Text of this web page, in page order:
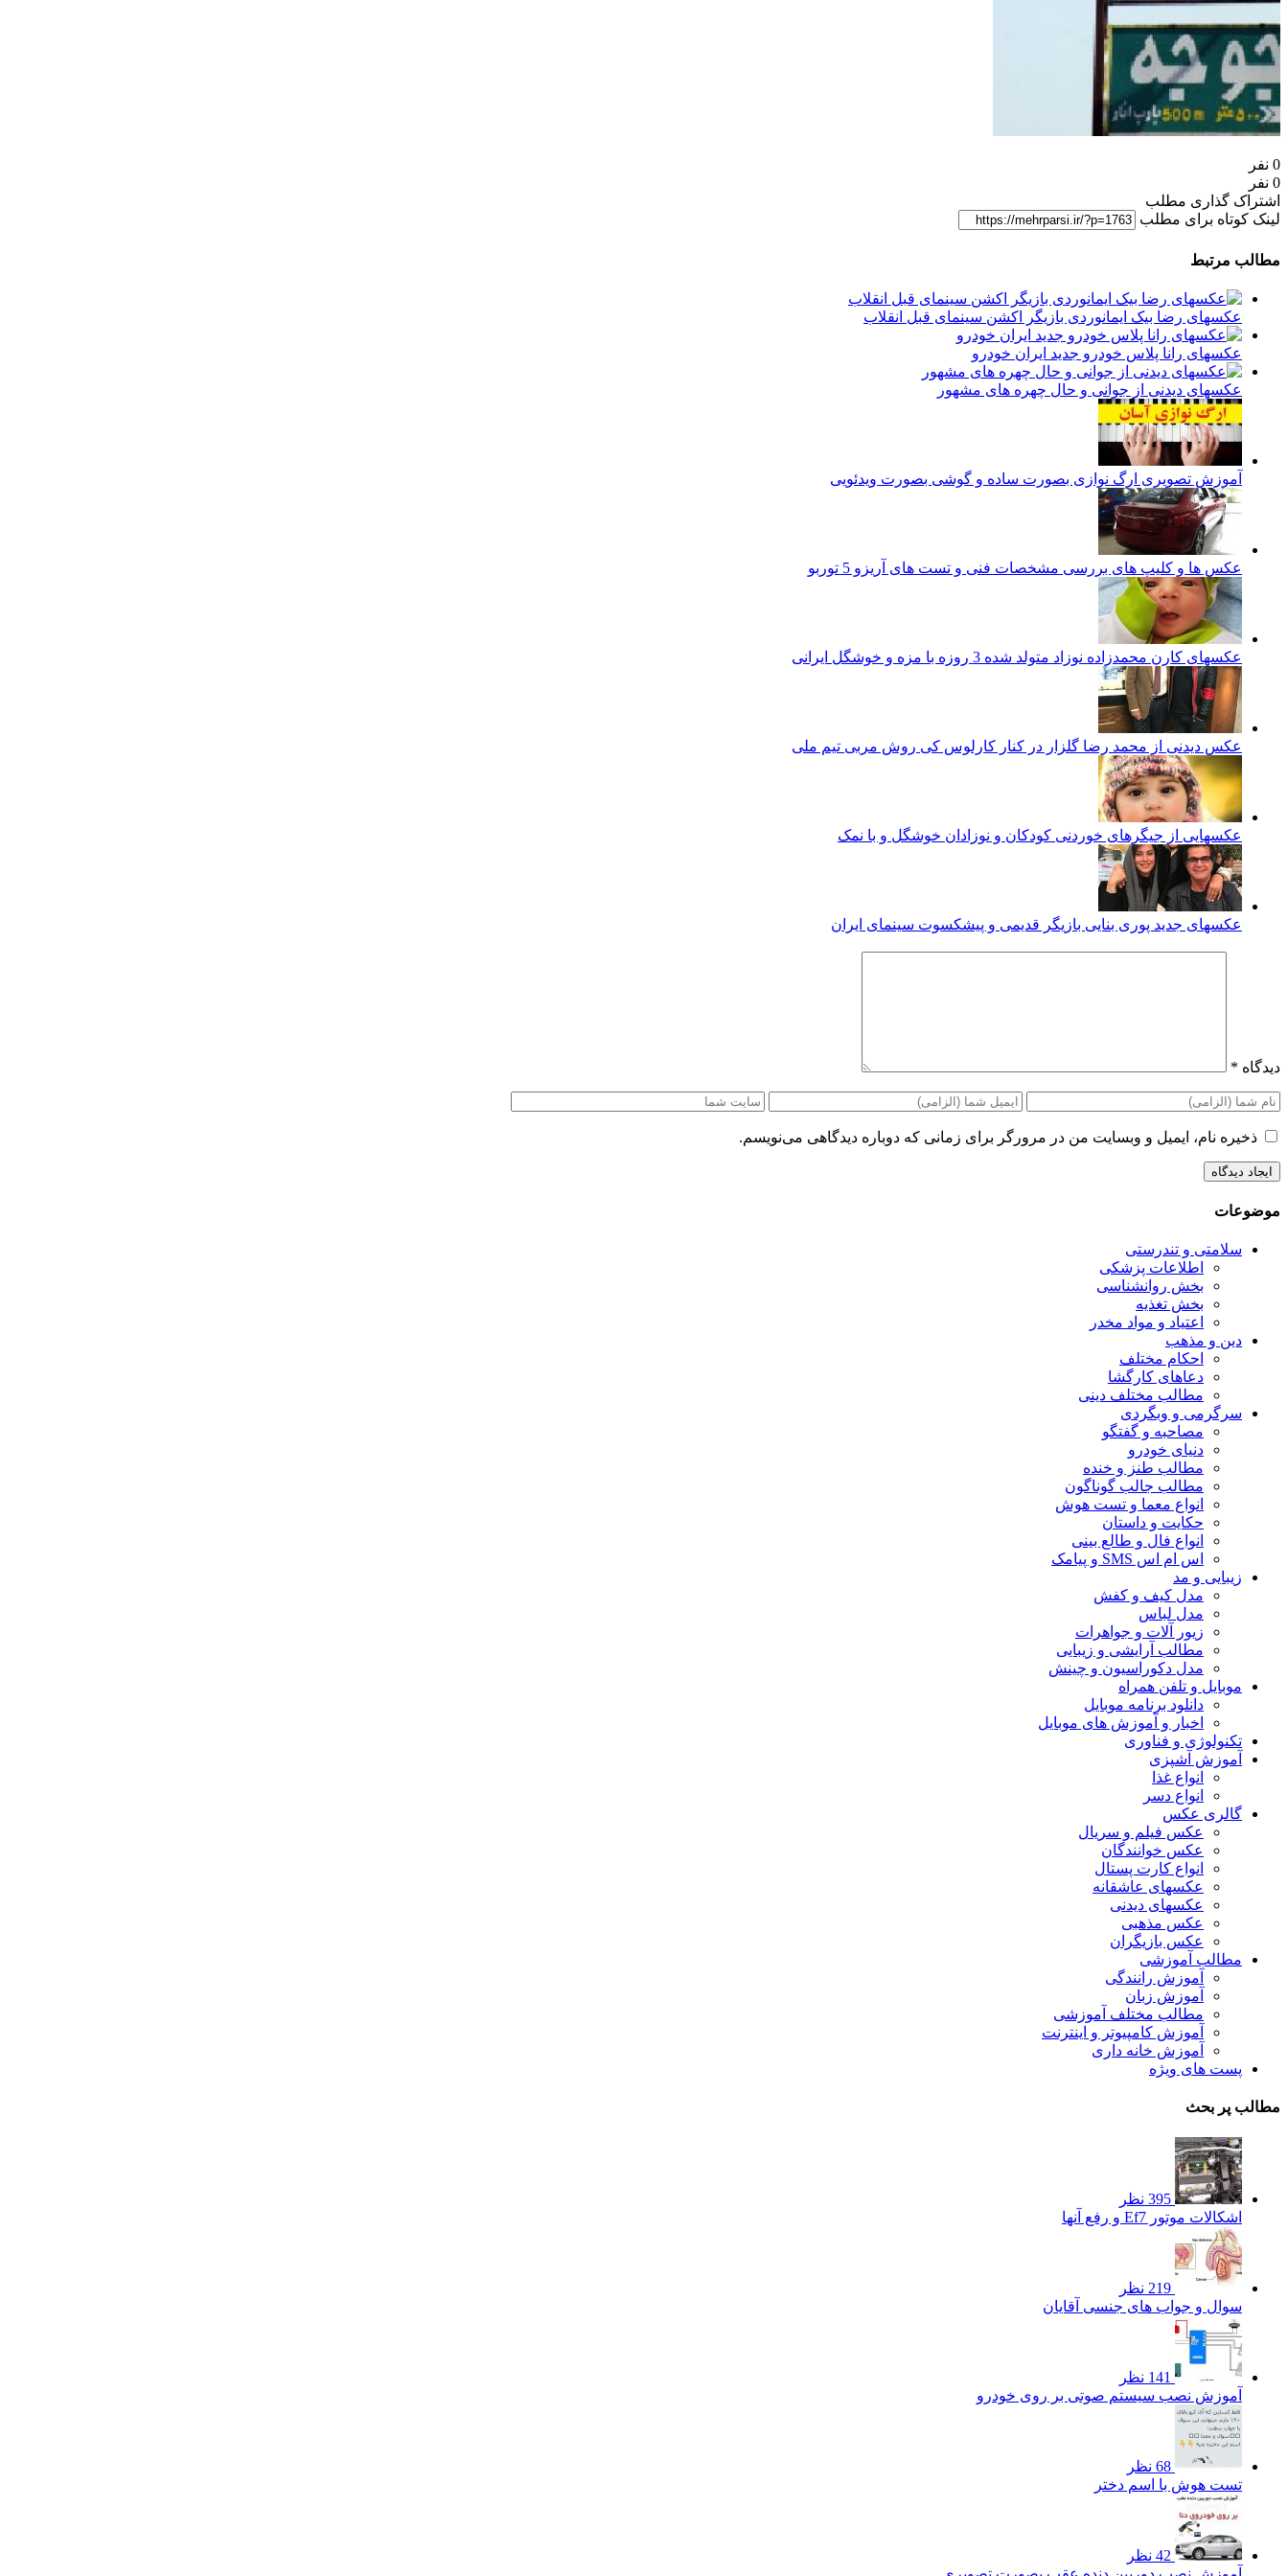
0 نفر
0 نفر
اشتراک گذاری مطلب
لینک کوتاه برای مطلب
مطالب مرتبط
عکسهای رضا بیک ایمانوردی بازیگر اکشن سینمای قبل انقلاب
عکسهای رانا پلاس خودرو جدید ایران خودرو
عکسهای دیدنی از جوانی و حال چهره های مشهور
آموزش تصویری ارگ نوازی بصورت ساده و گوشی بصورت ویدئویی
عکس ها و کلیپ های بررسی مشخصات فنی و تست های آریزو 5 توربو
عکسهای کارن محمدزاده نوزاد متولد شده 3 روزه با مزه و خوشگل ایرانی
عکس دیدنی از محمد رضا گلزار در کنار کارلوس کی روش مربی تیم ملی
عکسهایی از جیگرهای خوردنی کودکان و نوزادان خوشگل و با نمک
عکسهای جدید پوری بنایی بازیگر قدیمی و پیشکسوت سینمای ایران
دیدگاه *
ذخیره نام، ایمیل و وبسایت من در مرورگر برای زمانی که دوباره دیدگاهی می‌نویسم.
موضوعات
سلامتی و تندرستی
اطلاعات پزشکی
بخش روانشناسی
بخش تغذیه
اعتیاد و مواد مخدر
دین و مذهب
احکام مختلف
دعاهای کارگشا
مطالب مختلف دینی
سرگرمی و وبگردی
مصاحبه و گفتگو
دنیای خودرو
مطالب طنز و خنده
مطالب جالب گوناگون
انواع معما و تست هوش
حکایت و داستان
انواع فال و طالع بینی
اس ام اس SMS و پیامک
زیبایی و مد
مدل کیف و کفش
مدل لباس
زیور آلات و جواهرات
مطالب آرایشی و زیبایی
مدل دکوراسیون و چینش
موبایل و تلفن همراه
دانلود برنامه موبایل
اخبار و آموزش های موبایل
تکنولوژی و فناوری
آموزش آشپزی
انواع غذا
انواع دسر
گالری عکس
عکس فیلم و سریال
عکس خوانندگان
انواع کارت پستال
عکسهای عاشقانه
عکسهای دیدنی
عکس مذهبی
عکس بازیگران
مطالب آموزشی
آموزش رانندگی
آموزش زبان
مطالب مختلف آموزشی
آموزش کامپیوتر و اینترنت
آموزش خانه داری
پست های ویژه
مطالب پر بحث
395 نظر
اشکالات موتور Ef7 و رفع آنها
219 نظر
سوال و جواب های جنسی آقایان
141 نظر
آموزش نصب سیستم صوتی بر روی خودرو
68 نظر
تست هوش با اسم دختر
42 نظر